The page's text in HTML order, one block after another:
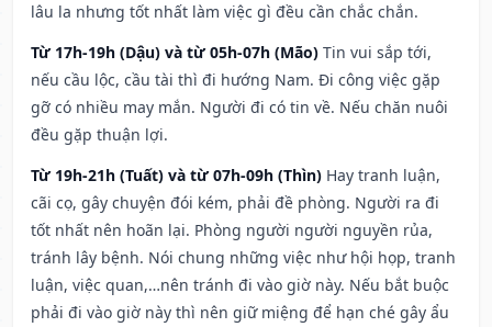
lâu la nhưng tốt nhất làm việc gì đều cần chắc chắn.
Từ 17h-19h (Dậu) và từ 05h-07h (Mão) Tin vui sắp tới,
nếu cầu lộc, cầu tài thì đi hướng Nam. Đi công việc gặp
gỡ có nhiều may mắn. Người đi có tin về. Nếu chăn nuôi
đều gặp thuận lợi.
Từ 19h-21h (Tuất) và từ 07h-09h (Thìn) Hay tranh luận,
cãi cọ, gây chuyện đói kém, phải đề phòng. Người ra đi
tốt nhất nên hoãn lại. Phòng người người nguyền rủa,
tránh lây bệnh. Nói chung những việc như hội họp, tranh
luận, việc quan,…nên tránh đi vào giờ này. Nếu bắt buộc
phải đi vào giờ này thì nên giữ miệng để hạn ché gây ẩu